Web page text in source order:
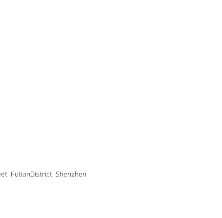
FutianDistrict, Shenzhen